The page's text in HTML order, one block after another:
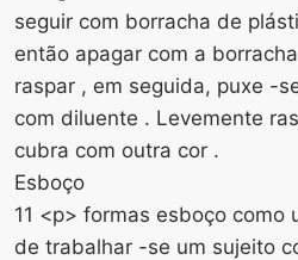
seguir com borracha de
então apagar com a
raspar , em seguida, puxe -
com diluente . Levemente
cubra com outra cor .
Esboço
11 <​​p> formas esboço como
de trabalhar -se um sujeito